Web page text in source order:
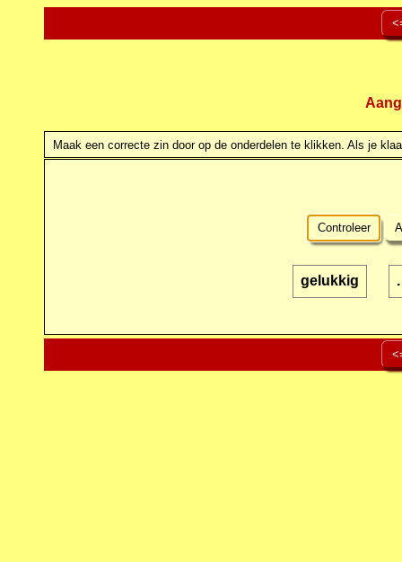
Maak een correcte zin door op de onderdelen te klikken. Als je
Controleer
gelukkig .